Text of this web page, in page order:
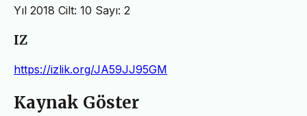
Yıl 2018 Cilt: 10 Sayı: 2
IZ
https://izlik.org/JA59JJ95GM
Kaynak Göster